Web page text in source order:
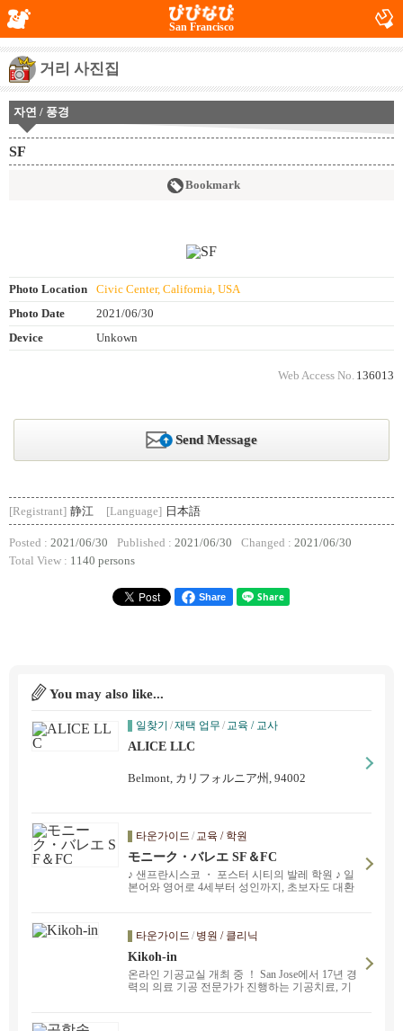
San Francisco
거리 사진집
자연 / 풍경
SF
Bookmark
Photo Location
Civic Center, California, USA
Photo Date
2021/06/30
Device
Unkown
Web Access No. 136013
Send Message
[Registrant] 静江 [Language] 日本語
Posted : 2021/06/30 Published : 2021/06/30 Changed : 2021/06/30
Total View : 1140 persons
Share
You may also like...
일찾기 /재택 업무 / 교육 / 교사
ALICE LLC
Belmont, カリフォルニア州, 94002
타운가이드 / 교육 / 학원
モニーク・バレエ SF＆FC
♪ 샌프란시스코 ・ 포스터 시티의 발레 학원 ♪ 일
본어와 영어로 4세부터 성인까지, 초보자도 대환
타운가이드 / 병원 / 클리닉
Kikoh-in
온라인 기공교실 개최 중 ！ San Jose에서 17년 경
력의 의료 기공 전문가가 진행하는 기공치료, 기